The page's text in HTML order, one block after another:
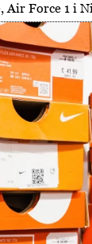
Air Force 1 i